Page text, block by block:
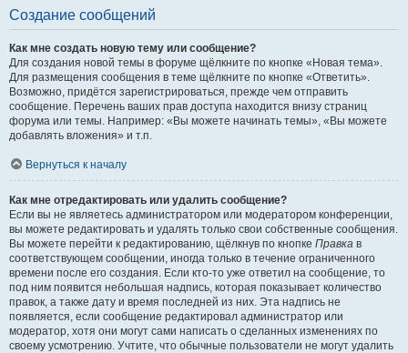
Создание сообщений
Как мне создать новую тему или сообщение?
Для создания новой темы в форуме щёлкните по кнопке «Новая тема».
Для размещения сообщения в теме щёлкните по кнопке «Ответить».
Возможно, придётся зарегистрироваться, прежде чем отправить
сообщение. Перечень ваших прав доступа находится внизу страниц
форума или темы. Например: «Вы можете начинать темы», «Вы можете
добавлять вложения» и т.п.
Вернуться к началу
Как мне отредактировать или удалить сообщение?
Если вы не являетесь администратором или модератором конференции,
вы можете редактировать и удалять только свои собственные сообщения.
Вы можете перейти к редактированию, щёлкнув по кнопке Правка в
соответствующем сообщении, иногда только в течение ограниченного
времени после его создания. Если кто-то уже ответил на сообщение, то
под ним появится небольшая надпись, которая показывает количество
правок, а также дату и время последней из них. Эта надпись не
появляется, если сообщение редактировал администратор или
модератор, хотя они могут сами написать о сделанных изменениях по
своему усмотрению. Учтите, что обычные пользователи не могут удалить